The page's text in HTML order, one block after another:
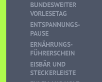
BUNDESWEITER
VORLESETAG
ENTSPANNUNGS-
PAUSE
ERNÄHRUNGS-
FÜHRERSCHEIN
EISBÄR UND
STECKERLEISTE